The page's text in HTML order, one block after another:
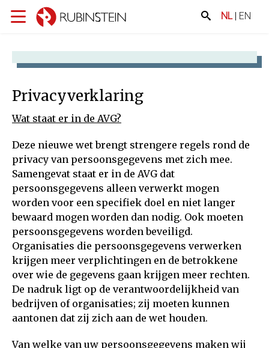
NL| EN
Privacyverklaring
Wat staat er in de AVG?
Deze nieuwe wet brengt strengere regels rond de
privacy van persoonsgegevens met zich mee.
Samengevat staat er in de AVG dat
persoonsgegevens alleen verwerkt mogen
worden voor een specifiek doel en niet langer
bewaard mogen worden dan nodig. Ook moeten
persoonsgegevens worden beveiligd.
Organisaties die persoonsgegevens verwerken
krijgen meer verplichtingen en de betrokkene
over wie de gegevens gaan krijgen meer rechten.
De nadruk ligt op de verantwoordelijkheid van
bedrijven of organisaties; zij moeten kunnen
aantonen dat zij zich aan de wet houden.
Van welke van uw persoonsgegevens maken wij